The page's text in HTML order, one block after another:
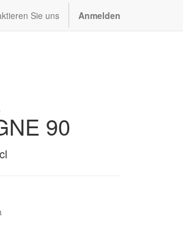
Sie uns Anmelden
90